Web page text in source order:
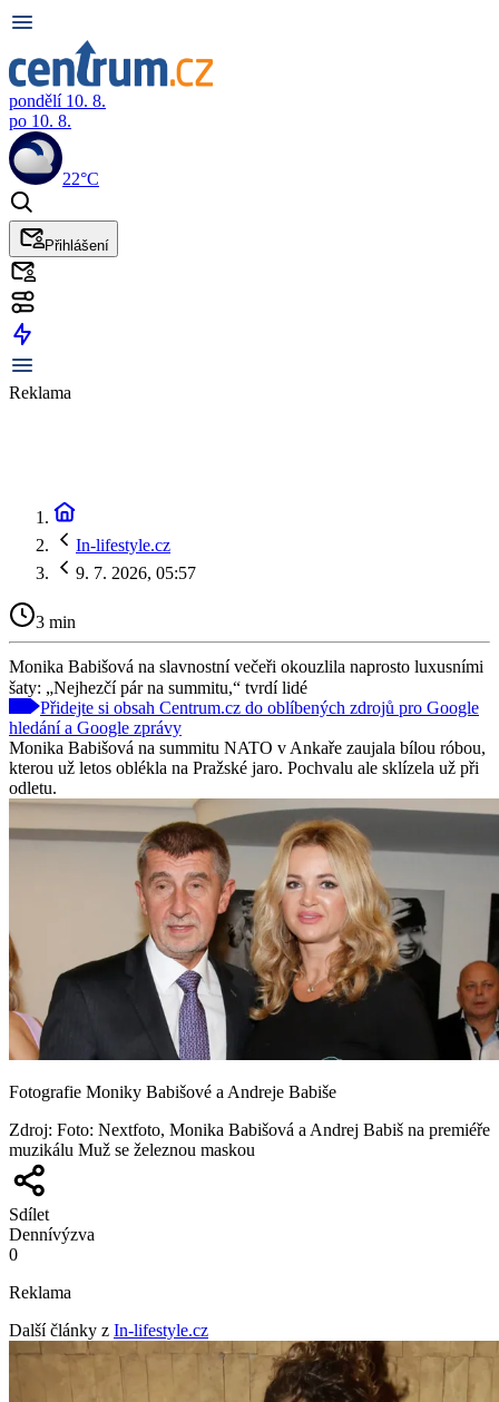
pondělí 10. 8.
po 10. 8.
22°C
Přihlášení
Reklama
In-lifestyle.cz
9. 7. 2026, 05:57
3 min
Monika Babišová na slavnostní večeři okouzlila naprosto luxusními
šaty: „Nejhezčí pár na summitu,“ tvrdí lidé
Přidejte si obsah Centrum.cz do oblíbených zdrojů pro Google
hledání a Google zprávy
Monika Babišová na summitu NATO v Ankaře zaujala bílou róbou,
kterou už letos oblékla na Pražské jaro. Pochvalu ale sklízela už při
odletu.
Fotografie Moniky Babišové a Andreje Babiše
Zdroj: Foto: Nextfoto, Monika Babišová a Andrej Babiš na premiéře
muzikálu Muž se železnou maskou
Sdílet
Dennívýzva
0
Reklama
Další články z In-lifestyle.cz